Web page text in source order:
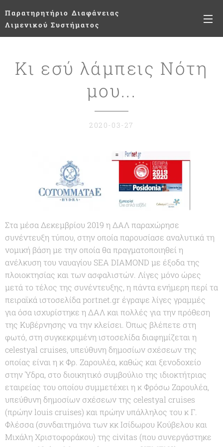
Παρατηρητήριο Διαφάνειας
Λιμενικού Συστήματος
Κι εσύ λάμπεις Νότη
μου...
2020-03-27
Στα μέσα Δεκεμβρίου 2019 η ΔΑΛ παραχώρησε
συνέντευξη τύπου, στην οποία παρουσίασε αναλυτικά τη
νομική βάση με την οποία θα πραγματοποιηθεί η
ανέλκυση του ναυαγίου SEA DIAMOND με έξοδα της
πλοιοκτησίας και των ασφαλιστών. Λίγες μόνο ώρες
μετά το τέλος της συνέντευξης, η πάντα ενήμερη περί τα
πειραϊκά ιστοσελίδα portnet.gr έγραψε λίγες γραμμές
για όσα ισχυρίστηκε η ΔΑΛ και πολλές για την πρόθεση
της Κυβέρνησης να την κλείσει. Όπως βλέπετε στη
φωτό, στη συγκεκριμένη ιστοσελίδα διαφημίζεται η
celestyal cruises, υπεύθυνη δημοσίων σχέσεων της
οποίας είναι η κ Φρ. Ζαρουλέα, καθώς και ξενοδοχείο
στην Ύδρα, στο διοικητικό συμβούλιο της ιδιοκτήτριας
εταιρείας του οποίου συμμετέχει η κ Φρόσω Ζαρουλέα,
υπεύθυνη δημοσίων σχέσεων της celestyal cruises
(πρώην louis cruises) και πρώην υπάλληλος του κ Γ.
Φλέσσα (συνδαιτημόνα των κκ Ισίδωρου Κούβελου και
Μιχάλη Χριστοφοράκου) της civitas (που συνεργάστηκε